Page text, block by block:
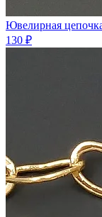
Ювелирная
130 ₽